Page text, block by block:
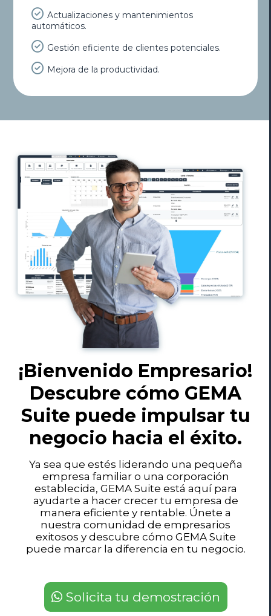
Actualizaciones y mantenimientos
automáticos.
Gestión eficiente de clientes potenciales.
Mejora de la productividad.
¡Bienvenido Empresario!
Descubre cómo GEMA
Suite puede impulsar tu
negocio hacia el éxito.
Ya sea que estés liderando una pequeña
empresa familiar o una corporación
establecida, GEMA Suite está aquí para
ayudarte a hacer crecer tu empresa de
manera eficiente y rentable. Únete a
nuestra comunidad de empresarios
exitosos y descubre cómo GEMA Suite
puede marcar la diferencia en tu negocio.
Solicita tu demostración